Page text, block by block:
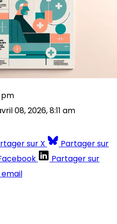
pm
08, 2026, 8:11 am
sur X
Partager sur
Partager sur